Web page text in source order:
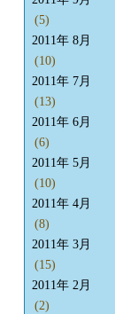
(5)
2011年 8月
(10)
2011年 7月
(13)
2011年 6月
(6)
2011年 5月
(10)
2011年 4月
(8)
2011年 3月
(15)
2011年 2月
(2)